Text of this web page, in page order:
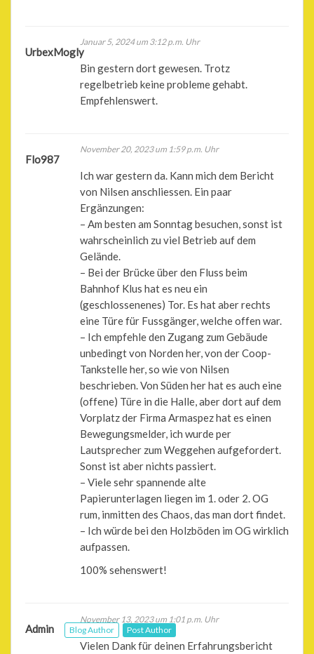
UrbexMogly
Januar 5, 2024 um 3:12 p.m. Uhr
Bin gestern dort gewesen. Trotz
regelbetrieb keine probleme gehabt.
Empfehlenswert.
Flo987
November 20, 2023 um 1:59 p.m. Uhr
Ich war gestern da. Kann mich dem Bericht
von Nilsen anschliessen. Ein paar
Ergänzungen:
– Am besten am Sonntag besuchen, sonst ist
wahrscheinlich zu viel Betrieb auf dem
Gelände.
– Bei der Brücke über den Fluss beim
Bahnhof Klus hat es neu ein
(geschlossenenes) Tor. Es hat aber rechts
eine Türe für Fussgänger, welche offen war.
– Ich empfehle den Zugang zum Gebäude
unbedingt von Norden her, von der Coop-
Tankstelle her, so wie von Nilsen
beschrieben. Von Süden her hat es auch eine
(offene) Türe in die Halle, aber dort auf dem
Vorplatz der Firma Armaspez hat es einen
Bewegungsmelder, ich wurde per
Lautsprecher zum Weggehen aufgefordert.
Sonst ist aber nichts passiert.
– Viele sehr spannende alte
Papierunterlagen liegen im 1. oder 2. OG
rum, inmitten des Chaos, das man dort findet.
– Ich würde bei den Holzböden im OG wirklich
aufpassen.
100% sehenswert!
Blog Author Post Author
Admin
November 13, 2023 um 1:01 p.m. Uhr
Vielen Dank für deinen Erfahrungsbericht